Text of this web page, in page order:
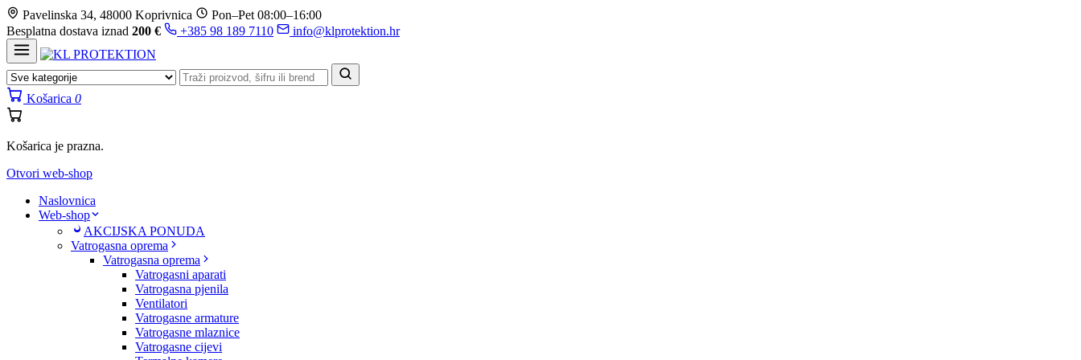
Prijeđi
na
sadržaj
Pavelinska 34, 48000 Koprivnica
Pon–Pet 08:00–16:00
Besplatna dostava iznad 200 € +385 98 189 7110 info@klprotektion.hr
Košarica 0
Košarica je prazna.
Otvori web-shop
Naslovnica
Web-shop
AKCIJSKA PONUDA
Vatrogasna oprema
Vatrogasna oprema
Vatrogasni aparati
Vatrogasna pjenila
Ventilatori
Vatrogasne armature
Vatrogasne mlaznice
Vatrogasne cijevi